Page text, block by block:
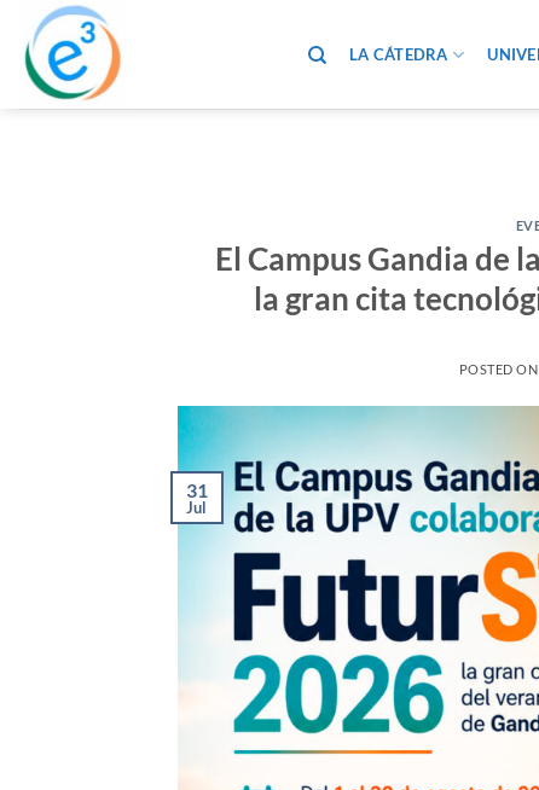
Saltar
contenido
LA CÁTEDRA
El Campus Gandia de
la gran cita
POSTED
31
Jul